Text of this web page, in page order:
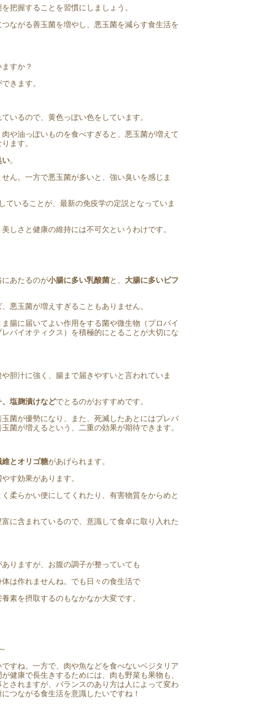
把握することを習慣にしましょう。
ながる善玉菌を増やし、悪玉菌を減らす食生活を
すか？
きます。
いるので、黄色っぽい色をしています。
や油っぽいものを食べすぎると、悪玉菌が増えて
ます。
い。
ん。一方で悪玉菌が多いと、強い臭いを感じま
ていることが、最新の免疫学の定説となっていま
しさと健康の維持には不可欠というわけです。
あたるのが小腸に多い乳酸菌と、 大腸に多いビフ
悪玉菌が増えすぎることもありません。
腸に届いてよい作用をする菌や微生物（プロバイ
バイオティクス）を積極的にとることが大切にな
胆汁に強く、腸まで届きやすいと言われていま
塩麹漬けなどでとるのがおすすめです。
菌が優勢になり、また、死滅したあとにはプレバ
菌が増えるという、二重の効果が期待できます。
維とオリゴ糖があげられます。
す効果があります。
柔らかい便にしてくれたり、有害物質をからめと
富に含まれているので、意識して食卓に取り入れた
りますが、お腹の調子が整っていても
は作れませんね。でも日々の食生活で
素を摂取するのもなかなか大変です。
すね。一方で、肉や魚などを食べないベジタリア
健康で長生きするためには、肉も野菜も果物も、
されますが、バランスのあり方は人によって変わ
つながる食生活を意識したいですね！